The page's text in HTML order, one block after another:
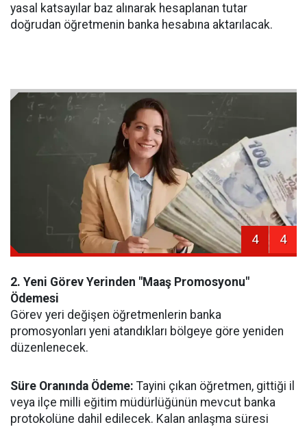
yasal katsayılar baz alınarak hesaplanan tutar
doğrudan öğretmenin banka hesabına aktarılacak.
4 4
2. Yeni Görev Yerinden "Maaş Promosyonu"
Ödemesi
Görev yeri değişen öğretmenlerin banka
promosyonları yeni atandıkları bölgeye göre yeniden
düzenlenecek.
Süre Oranında Ödeme: Tayini çıkan öğretmen, gittiği il
veya ilçe milli eğitim müdürlüğünün mevcut banka
protokolüne dahil edilecek. Kalan anlaşma süresi